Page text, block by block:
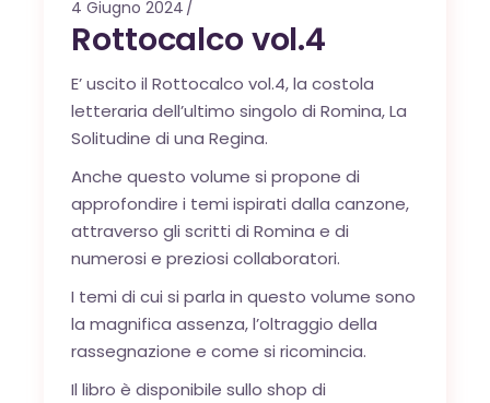
4 Giugno 2024
Rottocalco vol.4
E’ uscito ilRottocalco vol.4, la costola
letteraria dell’ultimo singolo di Romina,La
Solitudine di una Regina.
Anche questo volume si propone di
approfondire i temi ispirati dalla canzone,
attraverso gli scritti di Romina e di
numerosi e preziosi collaboratori.
I temi di cui si parla in questo volume sono
la magnifica assenza, l’oltraggio della
rassegnazione e come si ricomincia.
Il libro è disponibile sulloshop di